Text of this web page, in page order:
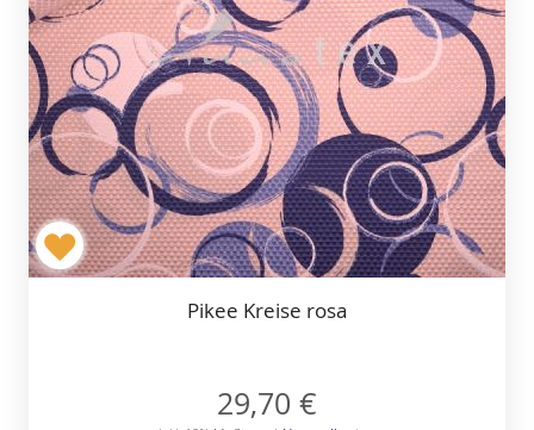
Pikee Kreise rosa
29,70 €